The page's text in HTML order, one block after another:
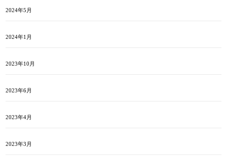
2024年5月
2024年1月
2023年10月
2023年6月
2023年4月
2023年3月